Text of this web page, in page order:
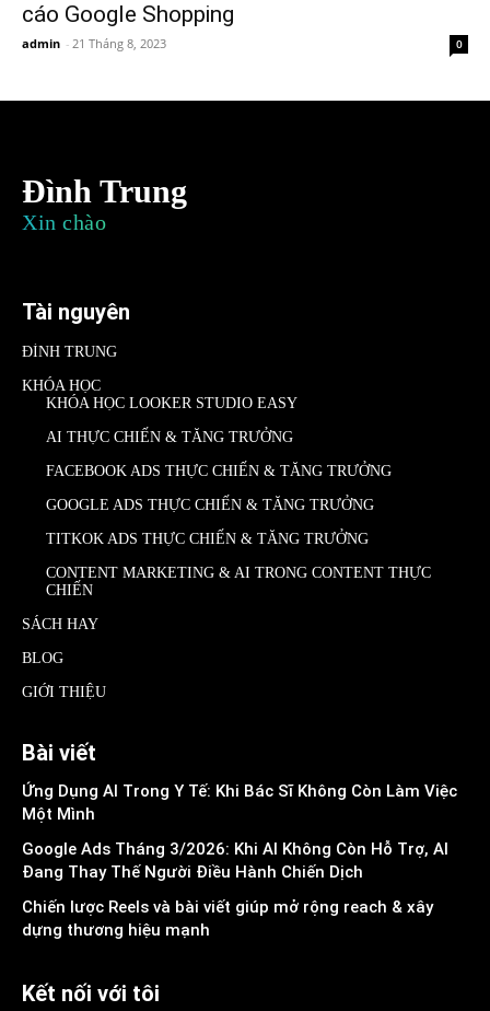
cáo Google Shopping
admin - 21 Tháng 8, 2023 0
Đình Trung
Xin chào
Tài nguyên
ĐÌNH TRUNG
KHÓA HỌC
KHÓA HỌC LOOKER STUDIO EASY
AI THỰC CHIẾN & TĂNG TRƯỞNG
FACEBOOK ADS THỰC CHIẾN & TĂNG TRƯỞNG
GOOGLE ADS THỰC CHIẾN & TĂNG TRƯỞNG
TITKOK ADS THỰC CHIẾN & TĂNG TRƯỞNG
CONTENT MARKETING & AI TRONG CONTENT THỰC
CHIẾN
SÁCH HAY
BLOG
GIỚI THIỆU
Bài viết
Ứng Dụng AI Trong Y Tế: Khi Bác Sĩ Không Còn Làm Việc
Một Mình
Google Ads Tháng 3/2026: Khi AI Không Còn Hỗ Trợ, AI
Đang Thay Thế Người Điều Hành Chiến Dịch
Chiến lược Reels và bài viết giúp mở rộng reach & xây
dựng thương hiệu mạnh
Kết nối với tôi